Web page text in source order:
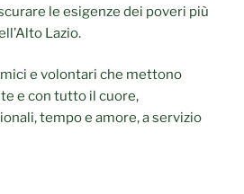
le esigenze dei poveri più
Lazio.
e volontari che mettono
e con tutto il cuore,
tempo e amore, a servizio